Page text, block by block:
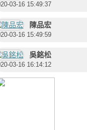
03-16 15:49:37
陳品宏
03-16 15:49:59
吳銘松
03-16 16:14:12